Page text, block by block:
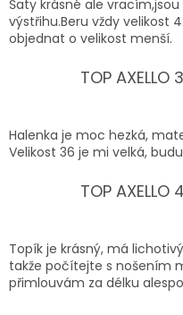
Šaty krásné ale
výstřihu.Beru vždy velikost
objednat o velikost menší.
TOP AXELLO
Hodnocení
Halenka je moc hezká,
Velikost 36 je mi velká,
TOP AXELLO
Hodnocení
Topík je krásný, má
takže počítejte s nošením
přimlouvám za délku